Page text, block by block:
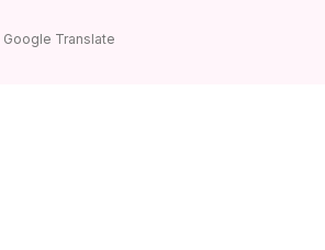
Google Translate